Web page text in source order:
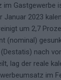
im Gastgewerbe
Januar 2023
um 2,7
(nominal)
nach
lag der reale
im